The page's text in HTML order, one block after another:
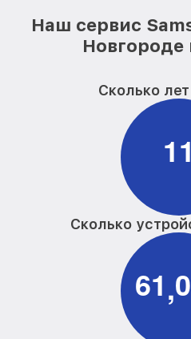
Наш сервис
Новгороде
Сколько
11
Сколько
61,0